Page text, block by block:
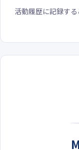
活動履歴に記録す